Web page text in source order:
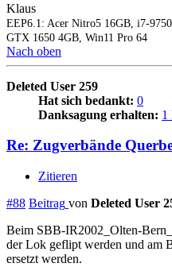
Klaus
EEP6.1: Acer Nitro5 16GB, i7-
GTX 1650 4GB, Win11 Pro 64
Nach oben
Deleted User 259
Hat sich bedankt: 0
Danksagung erhalten: 1
Re: Zugverbände
Zitieren
#88 Beitrag von Deleted User
Beim SBB-IR2002_Olten-
der Lok geflipt werden und am
ersetzt werden.